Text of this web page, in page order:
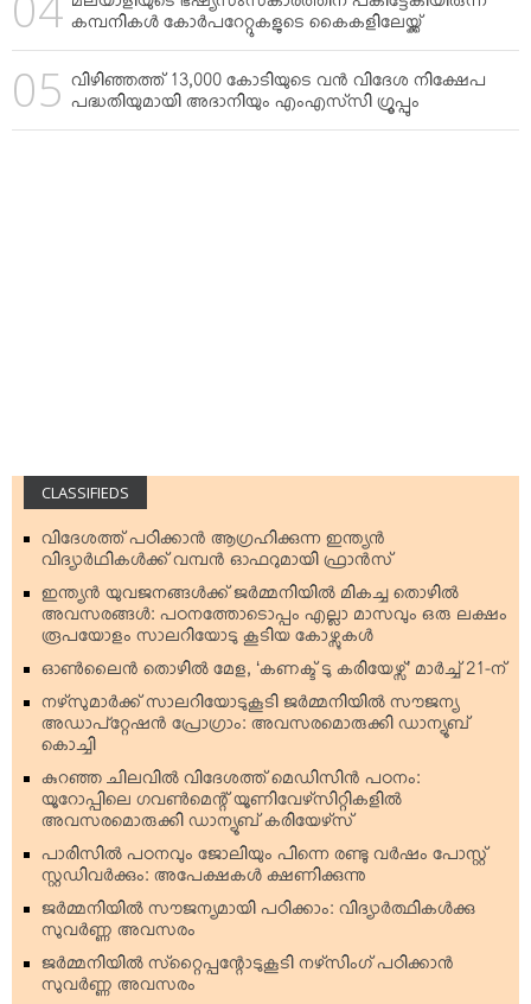
മലയാളിയുടെ ഭഷ്യസംസ്‌കാരത്തിന് പകിട്ടേകിയിരുന്ന
കമ്പനികള്‍ കോര്‍പറേറ്റുകളുടെ കൈകളിലേയ്ക്ക്
വിഴിഞ്ഞത്ത് 13,000 കോടിയുടെ വന്‍ വിദേശ നിക്ഷേപ
പദ്ധതിയുമായി അദാനിയും എംഎസ്‌സി ഗ്രൂപ്പും
CLASSIFIEDS
വിദേശത്ത് പഠിക്കാന്‍ ആഗ്രഹിക്കുന്ന ഇന്ത്യന്‍
വിദ്യാര്‍ഥികള്‍ക്ക് വമ്പന്‍ ഓഫറുമായി ഫ്രാന്‍സ്
ഇന്ത്യന്‍ യുവജനങ്ങള്‍ക്ക് ജര്‍മ്മനിയില്‍ മികച്ച തൊഴില്‍
അവസരങ്ങള്‍: പഠനത്തോടൊപ്പം എല്ലാ മാസവും ഒരു ലക്ഷം
രൂപയോളം സാലറിയോടു കൂടിയ കോഴ്സുകള്‍
ഓണ്‍ലൈന്‍ തൊഴില്‍ മേള, ‘കണക്ട് ടു കരിയേഴ്സ്’ മാര്‍ച്ച് 21-ന്
നഴ്‌സുമാര്‍ക്ക് സാലറിയോടുകൂടി ജര്‍മ്മനിയില്‍ സൗജന്യ
അഡാപ്റ്റേഷന്‍ പ്രോഗ്രാം: അവസരമൊരുക്കി ഡാന്യൂബ്
കൊച്ചി
കുറഞ്ഞ ചിലവില്‍ വിദേശത്ത് മെഡിസിന്‍ പഠനം:
യൂറോപ്പിലെ ഗവണ്‍മെന്റ് യൂണിവേഴ്‌സിറ്റികളില്‍
അവസരമൊരുക്കി ഡാന്യൂബ് കരിയേഴ്‌സ്
പാരിസില്‍ പഠനവും ജോലിയും പിന്നെ രണ്ടു വര്‍ഷം പോസ്റ്റ്
സ്റ്റഡിവര്‍ക്കും: അപേക്ഷകള്‍ ക്ഷണിക്കുന്നു
ജര്‍മ്മനിയില്‍ സൗജന്യമായി പഠിക്കാം: വിദ്യാര്‍ത്ഥികള്‍ക്കു
സുവര്‍ണ്ണ അവസരം
ജര്‍മ്മനിയില്‍ സ്‌റ്റൈപ്പന്റോടുകൂടി നഴ്‌സിംഗ് പഠിക്കാന്‍
സുവര്‍ണ്ണ അവസരം